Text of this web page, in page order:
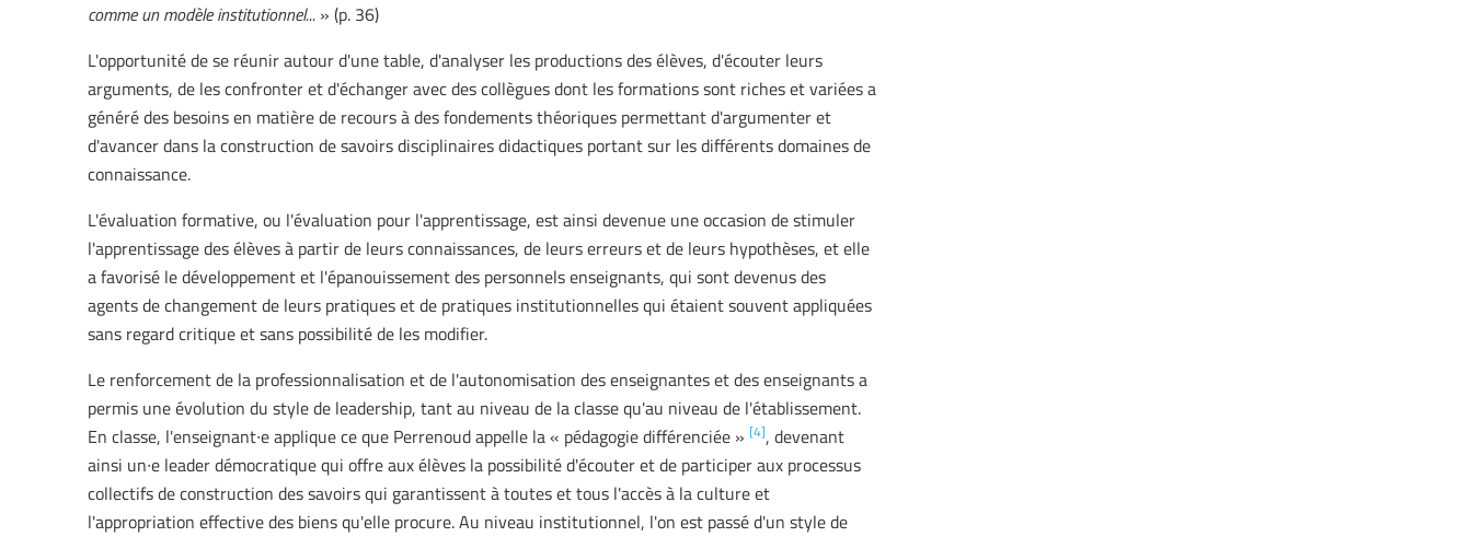
comme un modèle institutionnel... » (p. 36)
L'opportunité de se réunir autour d'une table, d'analyser les productions des élèves, d'écouter leurs
arguments, de les confronter et d'échanger avec des collègues dont les formations sont riches et variées a
généré des besoins en matière de recours à des fondements théoriques permettant d'argumenter et
d'avancer dans la construction de savoirs disciplinaires didactiques portant sur les différents domaines de
connaissance.
L'évaluation formative, ou l'évaluation pour l'apprentissage, est ainsi devenue une occasion de stimuler
l'apprentissage des élèves à partir de leurs connaissances, de leurs erreurs et de leurs hypothèses, et elle
a favorisé le développement et l'épanouissement des personnels enseignants, qui sont devenus des
agents de changement de leurs pratiques et de pratiques institutionnelles qui étaient souvent appliquées
sans regard critique et sans possibilité de les modifier.
Le renforcement de la professionnalisation et de l'autonomisation des enseignantes et des enseignants a
permis une évolution du style de leadership, tant au niveau de la classe qu'au niveau de l'établissement.
En classe, l'enseignant∙e applique ce que Perrenoud appelle la « pédagogie différenciée » [4], devenant
ainsi un∙e leader démocratique qui offre aux élèves la possibilité d'écouter et de participer aux processus
collectifs de construction des savoirs qui garantissent à toutes et tous l'accès à la culture et
l'appropriation effective des biens qu'elle procure. Au niveau institutionnel, l'on est passé d'un style de